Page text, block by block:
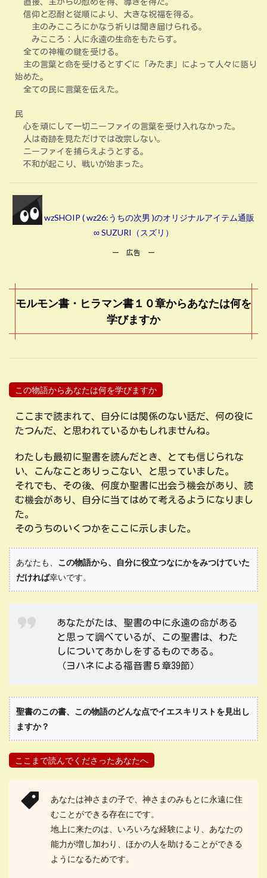
直接、主からの慰めを得、導きを得た。
信仰と忍耐と従順により、大きな祝福を得る。
主のみこころにかなう祈りは聞き届けられる。
みこころ：人に永遠の生命をもたらす。
全ての神権の鍵を受ける。
主の言葉と命を受けるとすぐに「みたま」によって人々に語り
始めた。
全ての民に言葉を伝えた。
民
心を頑にして一切ニーファイの言葉を受け入れなかった。
人は奇跡を見ただけでは改宗しない。
ニーファイを捕らえようとする。
不和が起こり、戦いが始まった。
wzSHOIP ( wz26:うちの次男 )のオリジナルアイテム通販
∞ SUZURI（スズリ）
ー 広告 ー
モルモン書・ヒラマン書１０章からあなたは何を
学びますか
この物語からあなたは何を学びますか
ここまで読まれて、自分には関係のない話だ、何の役に
たつんだ、と思われているかもしれませんね。
わたしも最初に聖書を読んだとき、とても信じられな
い、こんなことありっこない、と思っていました。
それでも、その後、何度か聖書に出会う機会があり、読
む機会があり、自分に当てはめて考えるようになりまし
た。
そのうちのいくつかをここに示しました。
あなたも、 この物語から、自分に役立つなにかをみつけていた
だければ幸いです。
あなたがたは、聖書の中に永遠の命がある
と思って調べているが、この聖書は、わた
しについてあかしをするものである。
（ヨハネによる福音書５章39節）
聖書のこの書、この物語のどんな点でイエスキリストを見出し
ますか？
ここまで読んでくださったあなたへ
あなたは神さまの子で、神さまのみもとに永遠に住
むことができる存在にです。
地上に来たのは、いろいろな経験により、あなたの
能力が増し加わり、ほかの人を助けることができる
ようになるためです。